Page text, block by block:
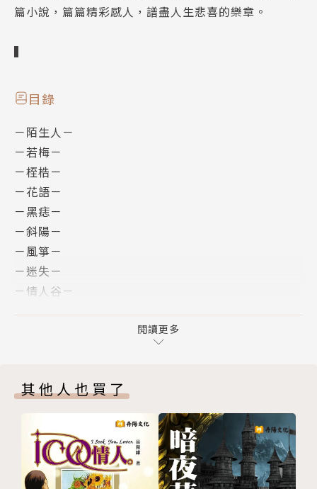
篇小說，篇篇精彩感人，譜盡人生悲喜的樂章。
▍
目錄
－陌生人－
－若梅－
－桎梏－
－花語－
－黑痣－
－斜陽－
－風箏－
－迷失－
－情人谷－
－芭蕉葉下－
－幸運草－
閱讀更多
其他人也買了